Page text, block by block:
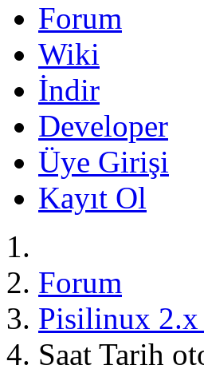
Forum
Wiki
İndir
Developer
Üye Girişi
Kayıt Ol
Forum
Pisilinux 2.x
Saat Tarih